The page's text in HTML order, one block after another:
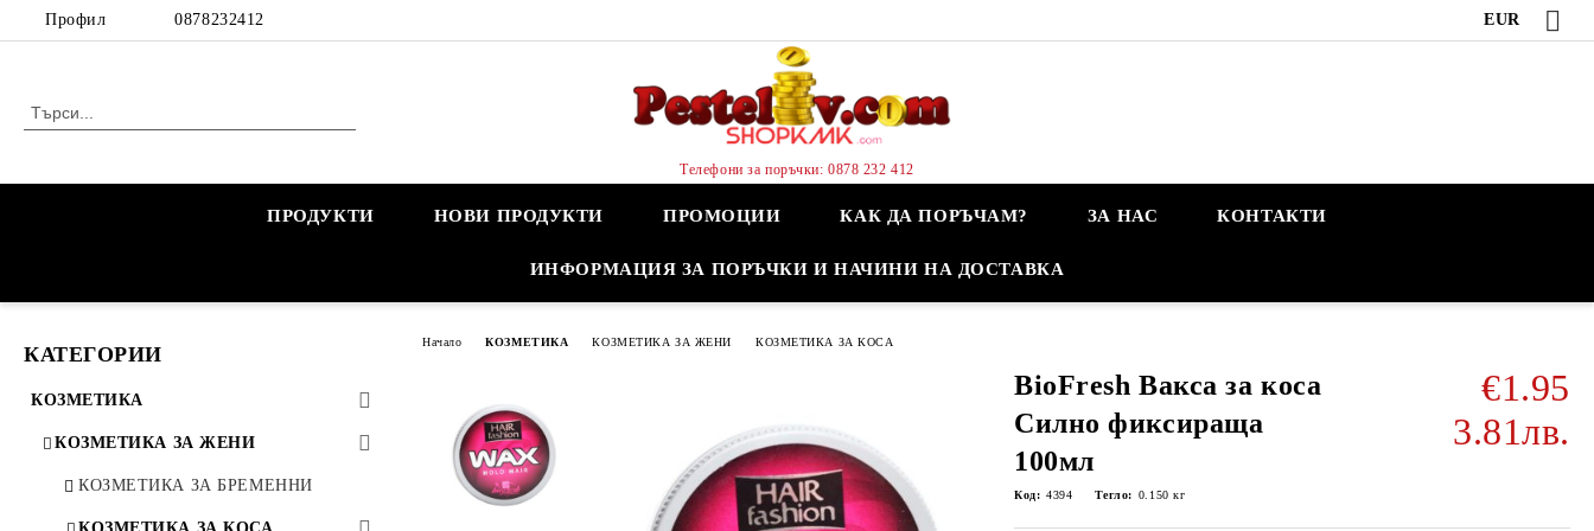
Профил 0878232412 EUR
Телефони за поръчки: 0878 232 412
ПРОДУКТИ НОВИ ПРОДУКТИ ПРОМОЦИИ КАК ДА ПОРЪЧАМ? ЗА НАС КОНТАКТИ
ИНФОРМАЦИЯ ЗА ПОРЪЧКИ И НАЧИНИ НА ДОСТАВКА
КАТЕГОРИИ
КОЗМЕТИКА
КОЗМЕТИКА ЗА ЖЕНИ
КОЗМЕТИКА ЗА БРЕМЕННИ
Начало КОЗМЕТИКА КОЗМЕТИКА ЗА ЖЕНИ КОЗМЕТИКА ЗА КОСА
BioFresh Вакса за коса
Силно фиксираща
100мл
€1.95
3.81лв.
Код: 4394 Тегло: 0.150 кг